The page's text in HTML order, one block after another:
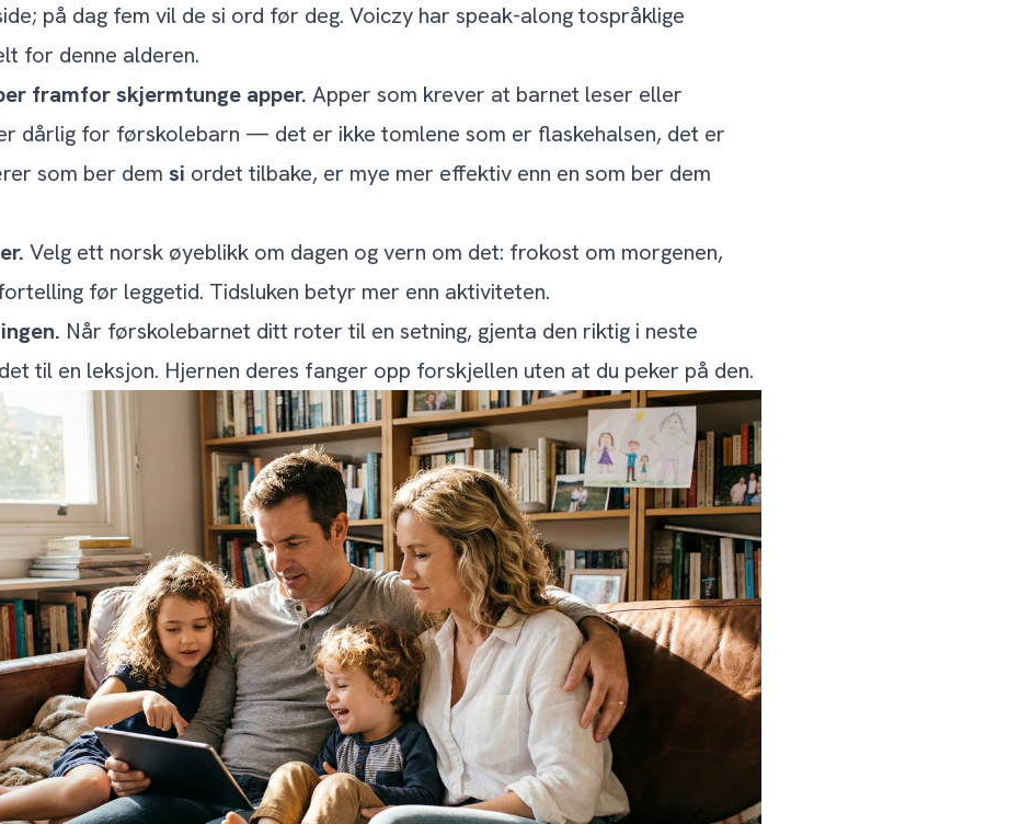
på dag fem vil de si ord før deg. Voiczy har speak-along tospråklige
for denne alderen.
framfor skjermtunge apper. Apper som krever at barnet leser eller
dårlig for førskolebarn — det er ikke tomlene som er flaskehalsen, det er
som ber dem si ordet tilbake, er mye mer effektiv enn en som ber dem
Velg ett norsk øyeblikk om dagen og vern om det: frokost om morgenen,
før leggetid. Tidsluken betyr mer enn aktiviteten.
Når førskolebarnet ditt roter til en setning, gjenta den riktig i neste
til en leksjon. Hjernen deres fanger opp forskjellen uten at du peker på den.